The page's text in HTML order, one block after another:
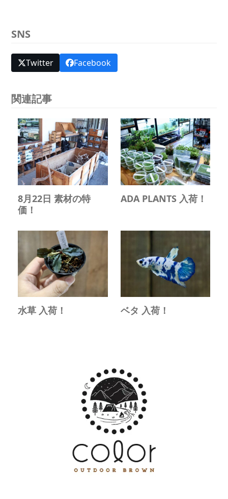
SNS
Twitter Facebook
関連記事
8月22日 素材の特
価！
ADA PLANTS 入荷！
水草 入荷！ ベタ 入荷！